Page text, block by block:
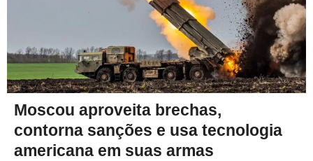
Moscou aproveita brechas,
contorna sanções e usa tecnologia
americana em suas armas